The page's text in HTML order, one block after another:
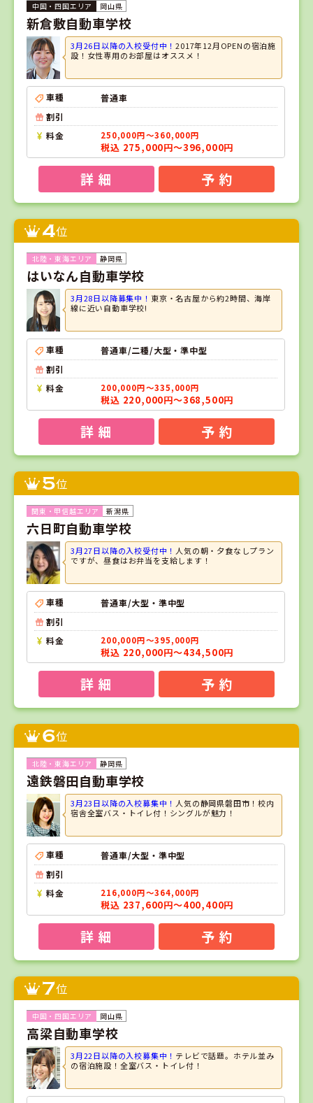
岡山県
新倉敷自動車学校
3月26日以降の入校受付中！2017年12月OPENの宿泊施
設！女性専用のお部屋はオススメ！
車種
普通車
割引
料金
250,000円～360,000円
税込 275,000円～396,000円
詳 細 予 約
4位
静岡県
はいなん自動車学校
3月28日以降募集中！ 東京・名古屋から約2時間、海岸
線に近い自動車学校!
車種
普通車/二種/大型・準中型
割引
料金
200,000円～335,000円
税込 220,000円～368,500円
詳 細 予 約
5位
新潟県
六日町自動車学校
3月27日以降の入校受付中！ 人気の朝・夕食なしプラン
ですが、昼食はお弁当を支給します！
車種
普通車/大型・準中型
割引
料金
200,000円～395,000円
税込 220,000円～434,500円
詳 細 予 約
6位
静岡県
遠鉄磐田自動車学校
3月23日以降の入校募集中！ 人気の静岡県磐田市！校内
宿舎全室バス・トイレ付！シングルが魅力！
車種
普通車/大型・準中型
割引
料金
216,000円～364,000円
税込 237,600円～400,400円
詳 細 予 約
7位
岡山県
高梁自動車学校
3月22日以降の入校募集中！ テレビで話題。ホテル並み
の宿泊施設！全室バス・トイレ付！